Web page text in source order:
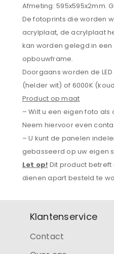
Afmeting: 595x595x2mm.
De fotoprints die worden
acrylplaat, de acrylplaat
kan worden gelegd in
opbouwframe.
Doorgaans worden de
(helder wit) of 6000K
Product op maat
– Wilt u een eigen foto
Neem hiervoor even
– U kunt de panelen
gebasseerd op uw eigen
Let op! Dit product betreft
dienen apart besteld te
Klantenservice
Contact